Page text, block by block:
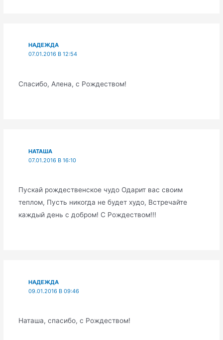
НАДЕЖДА
07.01.2016 В 12:54
Спасибо, Алена, с Рождеством!
НАТАША
07.01.2016 В 16:10
Пускай рождественское чудо Одарит вас своим
теплом, Пусть никогда не будет худо, Встречайте
каждый день с добром! С Рождеством!!!
НАДЕЖДА
09.01.2016 В 09:46
Наташа, спасибо, с Рождеством!